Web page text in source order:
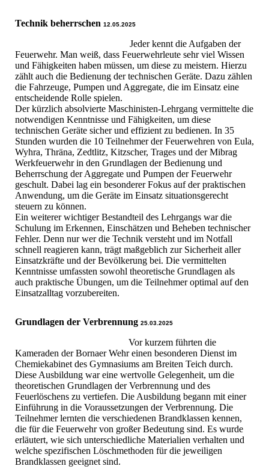
Technik beherrschen 12.05.2025
Jeder kennt die Aufgaben der
Feuerwehr. Man weiß, dass Feuerwehrleute sehr viel Wissen
und Fähigkeiten haben müssen, um diese zu meistern. Hierzu
zählt auch die Bedienung der technischen Geräte. Dazu zählen
die Fahrzeuge, Pumpen und Aggregate, die im Einsatz eine
entscheidende Rolle spielen.
Der kürzlich absolvierte Maschinisten-Lehrgang vermittelte die
notwendigen Kenntnisse und Fähigkeiten, um diese
technischen Geräte sicher und effizient zu bedienen. In 35
Stunden wurden die 10 Teilnehmer der Feuerwehren von Eula,
Wyhra, Thräna, Zedtlitz, Kitzscher, Trages und der Mibrag
Werkfeuerwehr in den Grundlagen der Bedienung und
Beherrschung der Aggregate und Pumpen der Feuerwehr
geschult. Dabei lag ein besonderer Fokus auf der praktischen
Anwendung, um die Geräte im Einsatz situationsgerecht
steuern zu können.
Ein weiterer wichtiger Bestandteil des Lehrgangs war die
Schulung im Erkennen, Einschätzen und Beheben technischer
Fehler. Denn nur wer die Technik versteht und im Notfall
schnell reagieren kann, trägt maßgeblich zur Sicherheit aller
Einsatzkräfte und der Bevölkerung bei. Die vermittelten
Kenntnisse umfassten sowohl theoretische Grundlagen als
auch praktische Übungen, um die Teilnehmer optimal auf den
Einsatzalltag vorzubereiten.
Grundlagen der Verbrennung 25.03.2025
Vor kurzem führten die
Kameraden der Bornaer Wehr einen besonderen Dienst im
Chemiekabinet des Gymnasiums am Breiten Teich durch.
Diese Ausbildung war eine wertvolle Gelegenheit, um die
theoretischen Grundlagen der Verbrennung und des
Feuerlöschens zu vertiefen. Die Ausbildung begann mit einer
Einführung in die Voraussetzungen der Verbrennung. Die
Teilnehmer lernten die verschiedenen Brandklassen kennen,
die für die Feuerwehr von großer Bedeutung sind. Es wurde
erläutert, wie sich unterschiedliche Materialien verhalten und
welche spezifischen Löschmethoden für die jeweiligen
Brandklassen geeignet sind.